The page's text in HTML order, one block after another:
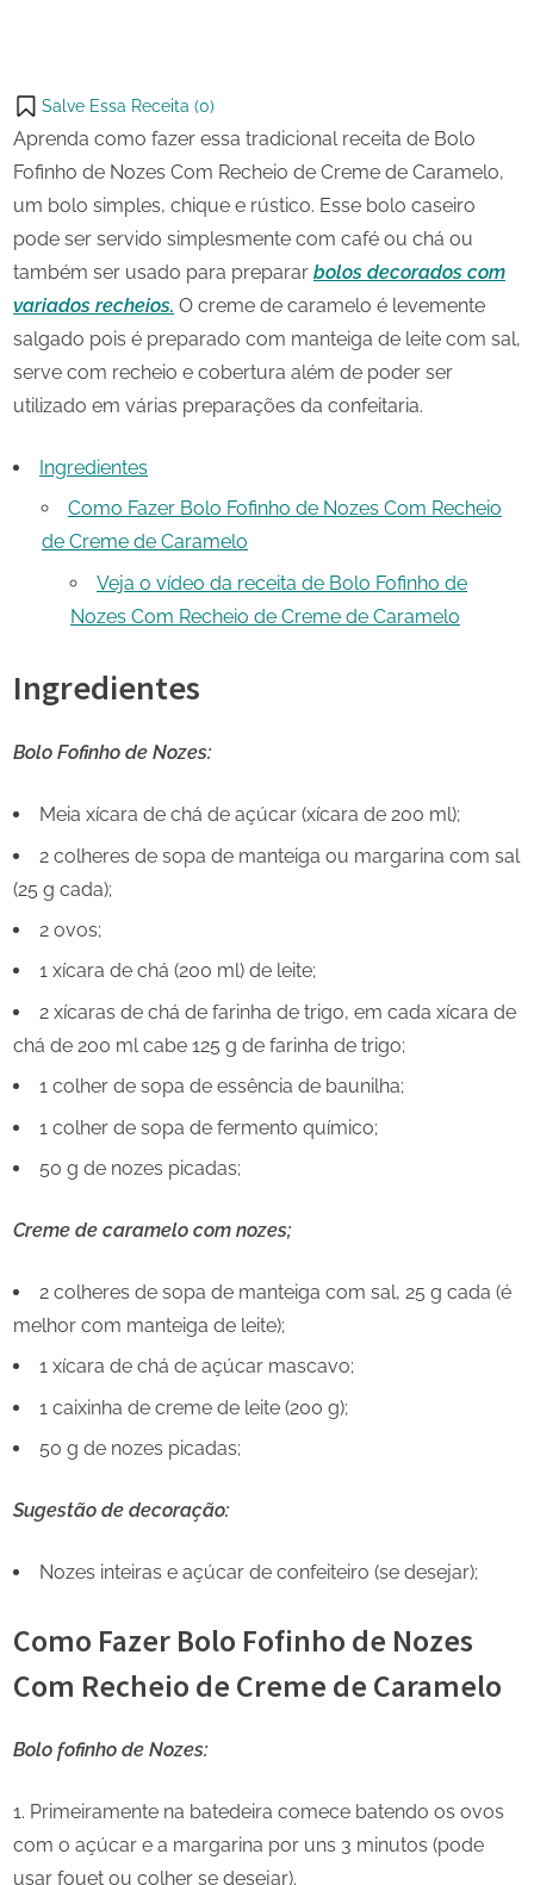
on
X
Salve Essa Receita (0)
Aprenda como fazer essa tradicional receita de Bolo
Fofinho de Nozes Com Recheio de Creme de Caramelo,
um bolo simples, chique e rústico. Esse bolo caseiro
pode ser servido simplesmente com café ou chá ou
também ser usado para preparar bolos decorados com
variados recheios. O creme de caramelo é levemente
salgado pois é preparado com manteiga de leite com sal,
serve com recheio e cobertura além de poder ser
utilizado em várias preparações da confeitaria.
Ingredientes
Como Fazer Bolo Fofinho de Nozes Com Recheio
de Creme de Caramelo
Veja o vídeo da receita de Bolo Fofinho de
Nozes Com Recheio de Creme de Caramelo
Ingredientes
Bolo Fofinho de Nozes:
Meia xícara de chá de açúcar (xícara de 200 ml);
2 colheres de sopa de manteiga ou margarina com sal
(25 g cada);
2 ovos;
1 xícara de chá (200 ml) de leite;
2 xícaras de chá de farinha de trigo, em cada xícara de
chá de 200 ml cabe 125 g de farinha de trigo;
1 colher de sopa de essência de baunilha;
1 colher de sopa de fermento químico;
50 g de nozes picadas;
Creme de caramelo com nozes;
2 colheres de sopa de manteiga com sal, 25 g cada (é
melhor com manteiga de leite);
1 xícara de chá de açúcar mascavo;
1 caixinha de creme de leite (200 g);
50 g de nozes picadas;
Sugestão de decoração:
Nozes inteiras e açúcar de confeiteiro (se desejar);
Como Fazer Bolo Fofinho de Nozes
Com Recheio de Creme de Caramelo
Bolo fofinho de Nozes:
Primeiramente na batedeira comece batendo os ovos
com o açúcar e a margarina por uns 3 minutos (pode
usar fouet ou colher se desejar).